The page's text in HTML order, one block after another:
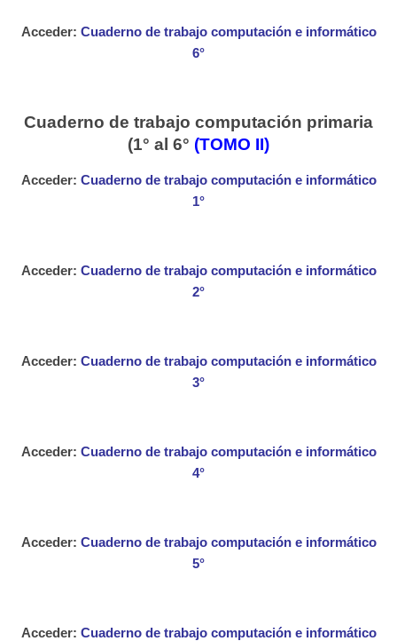
Acceder: Cuaderno de trabajo computación e informático
6°
Cuaderno de trabajo computación primaria
(1° al 6° (TOMO II)
Acceder: Cuaderno de trabajo computación e informático
1°
Acceder: Cuaderno de trabajo computación e informático
2°
Acceder: Cuaderno de trabajo computación e informático
3°
Acceder: Cuaderno de trabajo computación e informático
4°
Acceder: Cuaderno de trabajo computación e informático
5°
Acceder: Cuaderno de trabajo computación e informático